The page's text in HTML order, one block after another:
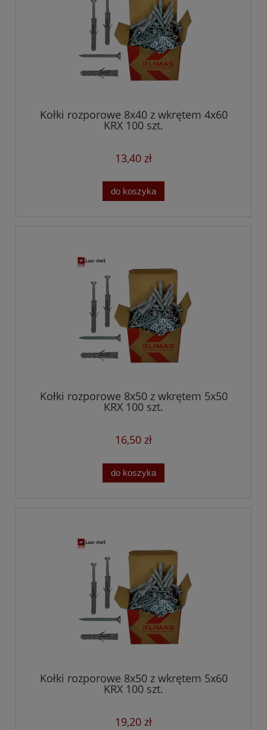
Kołki rozporowe 8x40 z wkrętem 4x60
KRX 100 szt.
13,40 zł
do koszyka
Kołki rozporowe 8x50 z wkrętem 5x50
KRX 100 szt.
16,50 zł
do koszyka
Kołki rozporowe 8x50 z wkrętem 5x60
KRX 100 szt.
19,20 zł